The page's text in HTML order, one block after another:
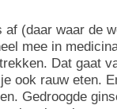
(daar waar de
mee in
Dat gaat
ook rauw eten.
Gedroogde